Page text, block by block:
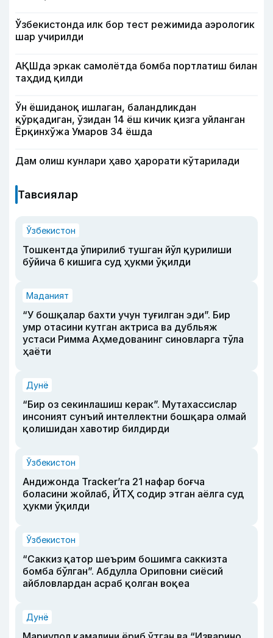
Ўзбекистонда илк бор тест режимида аэрологик
шар учирилди
АҚШда эркак самолётда бомба портлатиш билан
таҳдид қилди
Ўн ёшиданоқ ишлаган, баландликдан
қўрқадиган, ўзидан 14 ёш кичик қизга уйланган
Ёрқинхўжа Умаров 34 ёшда
Дам олиш кунлари ҳаво ҳарорати кўтарилади
Тавсиялар
Ўзбекистон
Тошкентда ўпирилиб тушган йўл қурилиши
бўйича 6 кишига суд ҳукми ўқилди
Маданият
“У бошқалар бахти учун туғилган эди”. Бир
умр отасини кутган актриса ва дубльяж
устаси Римма Аҳмедованинг синовларга тўла
ҳаёти
Дунё
“Бир оз секинлашиш керак”. Мутахассислар
инсоният сунъий интеллектни бошқара олмай
қолишидан хавотир билдирди
Ўзбекистон
Андижонда Tracker’га 21 нафар боғча
боласини жойлаб, ЙТҲ содир этган аёлга суд
ҳукми ўқилди
Ўзбекистон
“Саккиз қатор шеърим бошимга саккизта
бомба бўлган”. Абдулла Ориповни сиёсий
айбловлардан асраб қолган воқеа
Дунё